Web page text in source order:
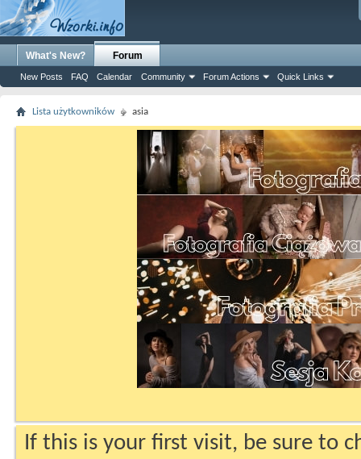
What's New? Forum
New Posts FAQ Calendar Community Forum Actions Quick Links
Lista użytkowników asia
If this is your first visit, be sure to